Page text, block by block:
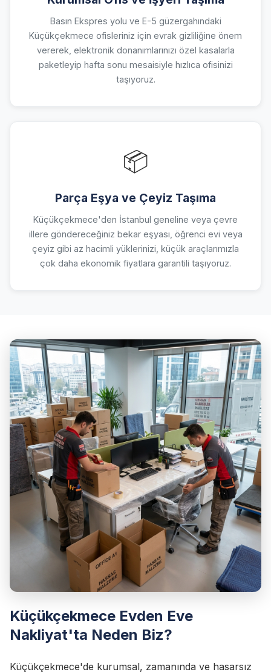
Basın Ekspres yolu ve E-5 güzergahındaki
Küçükçekmece ofisleriniz için evrak gizliliğine önem
vererek, elektronik donanımlarınızı özel kasalarla
paketleyip hafta sonu mesaisiyle hızlıca ofisinizi
taşıyoruz.
📦
Parça Eşya ve Çeyiz Taşıma
Küçükçekmece'den İstanbul geneline veya çevre
illere göndereceğiniz bekar eşyası, öğrenci evi veya
çeyiz gibi az hacimli yüklerinizi, küçük araçlarımızla
çok daha ekonomik fiyatlara garantili taşıyoruz.
Küçükçekmece Evden Eve
Nakliyat'ta Neden Biz?
Küçükçekmece'de kurumsal, zamanında ve hasarsız